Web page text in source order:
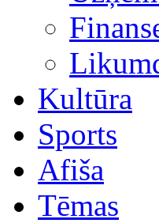
Kultūra
Sports
Afiša
Tēmas